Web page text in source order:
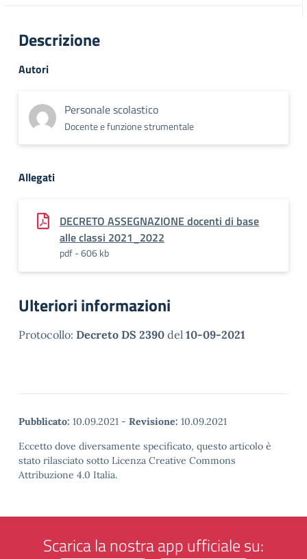
Descrizione
Autori
Personale scolastico
Docente e funzione strumentale
Allegati
DECRETO ASSEGNAZIONE docenti di base
alle classi 2021_2022
pdf - 606 kb
Ulteriori informazioni
Protocollo: Decreto DS 2390 del 10-09-2021
Pubblicato: 10.09.2021 - Revisione: 10.09.2021
Eccetto dove diversamente specificato, questo articolo è
stato rilasciato sotto Licenza Creative Commons
Attribuzione 4.0 Italia.
Scarica la nostra app ufficiale su: